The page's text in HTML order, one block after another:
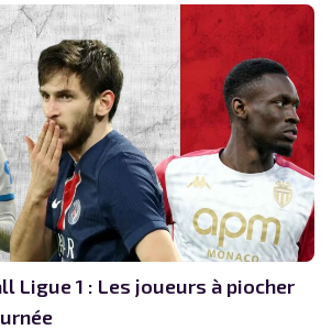
Ligue 1 : Les joueurs à piocher